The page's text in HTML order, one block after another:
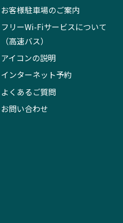
お客様駐車場のご案内
フリーWi-Fiサービスについて
（高速バス）
アイコンの説明
インターネット予約
よくあるご質問
お問い合わせ